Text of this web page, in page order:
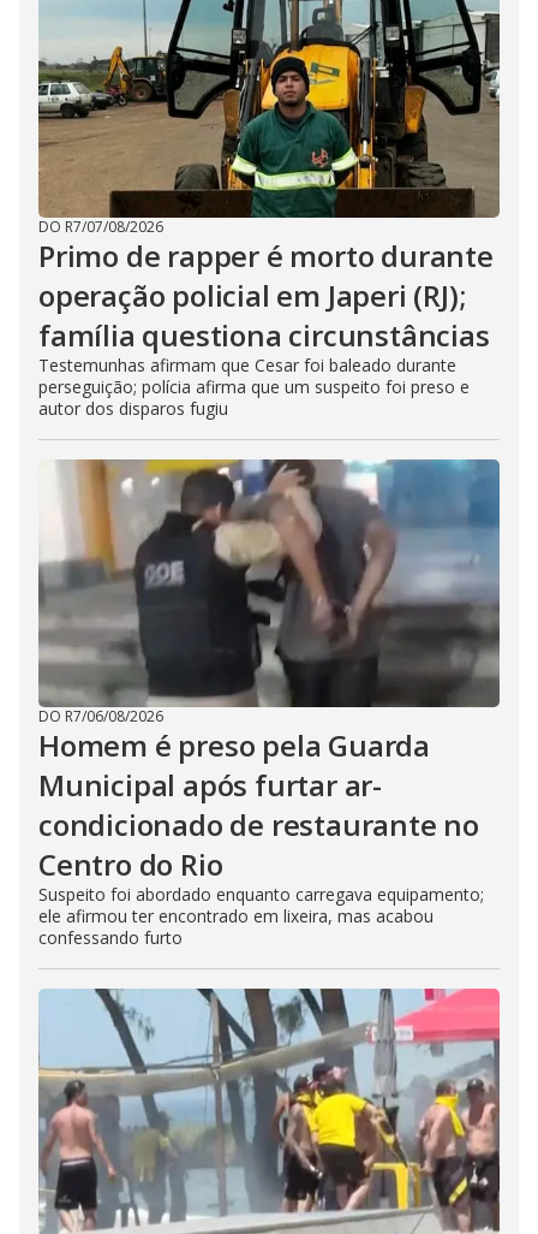
DO R7/07/08/2026
Primo de rapper é morto durante
operação policial em Japeri (RJ);
família questiona circunstâncias
Testemunhas afirmam que Cesar foi baleado durante
perseguição; polícia afirma que um suspeito foi preso e
autor dos disparos fugiu
DO R7/06/08/2026
Homem é preso pela Guarda
Municipal após furtar ar-
condicionado de restaurante no
Centro do Rio
Suspeito foi abordado enquanto carregava equipamento;
ele afirmou ter encontrado em lixeira, mas acabou
confessando furto